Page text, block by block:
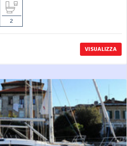
2
VISUALIZZA